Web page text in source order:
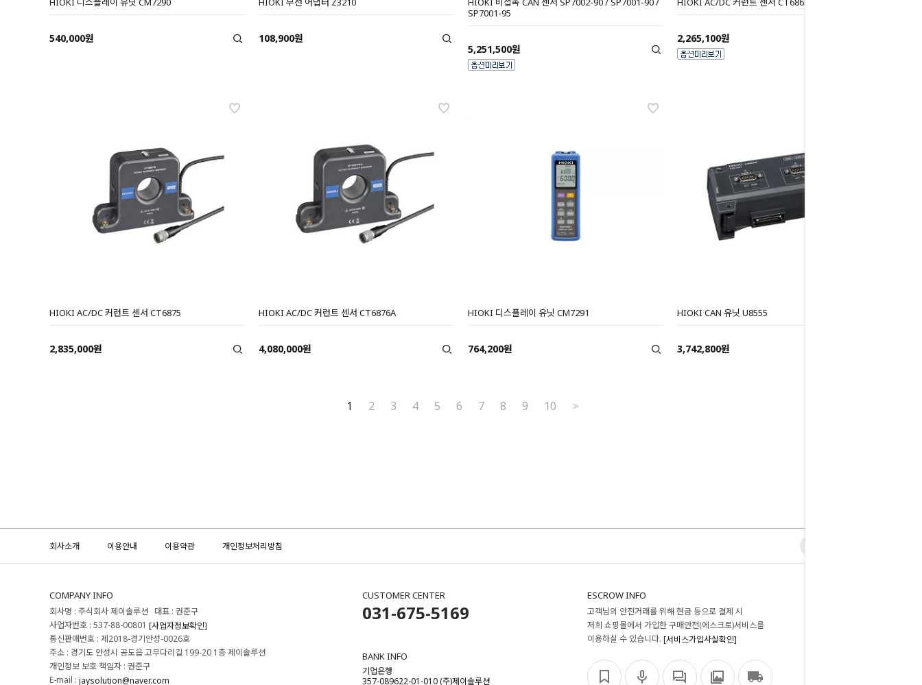
540,000원 108,900원
SP7001-95
5,251,500원
2,265,100원
HIOKI AC/DC 커런트 센서 CT6875
2,835,000원
HIOKI AC/DC 커런트 센서 CT6876A
4,080,000원
HIOKI 디스플레이 유닛 CM7291
764,200원
HIOKI CAN 유닛 U8555
3,742,800원
1 2 3 4 5 6 7 8 9 10 >>
회사소개 이용안내 이용약관 개인정보처리방침
COMPANY INFO
회사명 : 주식회사 제이솔루션 대표 : 권준구
사업자번호 : 537-88-00801 [사업자정보확인]
통신판매번호 : 제2018-경기안성-0026호
주소 : 경기도 안성시 공도읍 고무다리길 199-20 1층 제이솔루션
개인정보 보호 책임자 : 권준구
E-mail : jaysolution@naver.com
CUSTOMER CENTER
031-675-5169
BANK INFO
기업은행
357-089622-01-010 (주)제이솔루션
ESCROW INFO
고객님의 안전거래를 위해 현금 등으로 결제 시
저희 쇼핑몰에서 가입한 구매안전(에스크로)서비스를
이용하실 수 있습니다. [서비스가입사실확인]